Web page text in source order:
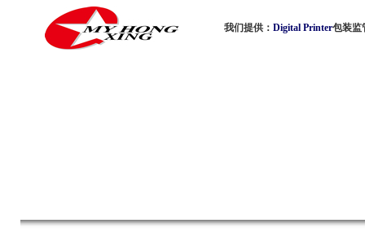
我们提供： Digital Printer包装监